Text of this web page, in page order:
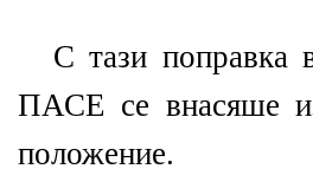
С тази поправка
ПАСЕ се внасяше
положение.